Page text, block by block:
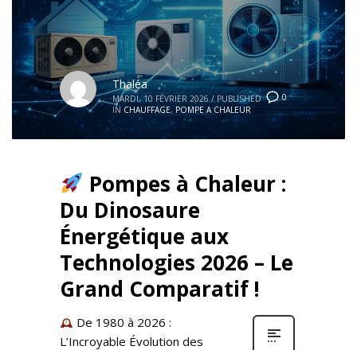
0
Thaléa
MARDI, 10 FÉVRIER 2026 / PUBLISHED
IN CHAUFFAGE, POMPE A CHALEUR
Pompes à Chaleur :
Du Dinosaure
Énergétique aux
Technologies 2026 – Le
Grand Comparatif !
De 1980 à 2026 :
L’Incroyable Évolution des